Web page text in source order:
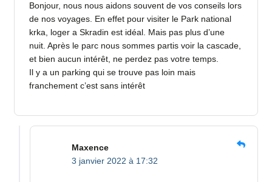
Bonjour, nous nous aidons souvent de vos conseils lors
de nos voyages. En effet pour visiter le Park national
krka, loger a Skradin est idéal. Mais pas plus d’une
nuit. Après le parc nous sommes partis voir la cascade,
et bien aucun intérêt, ne perdez pas votre temps.
Il y a un parking qui se trouve pas loin mais
franchement c’est sans intérêt
Maxence
3 janvier 2022 à 17:32